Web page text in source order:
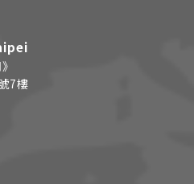
7樓